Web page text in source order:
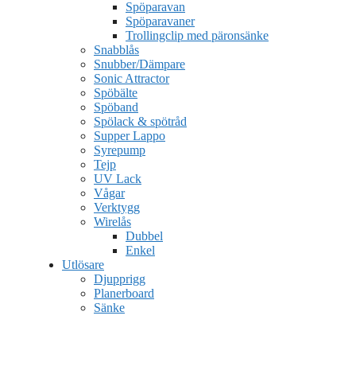
Spöparavan
Spöparavaner
Trollingclip med päronsänke
Snabblås
Snubber/Dämpare
Sonic Attractor
Spöbälte
Spöband
Spölack & spötråd
Supper Lappo
Syrepump
Tejp
UV Lack
Vågar
Verktygg
Wirelås
Dubbel
Enkel
Utlösare
Djupprigg
Planerboard
Sänke